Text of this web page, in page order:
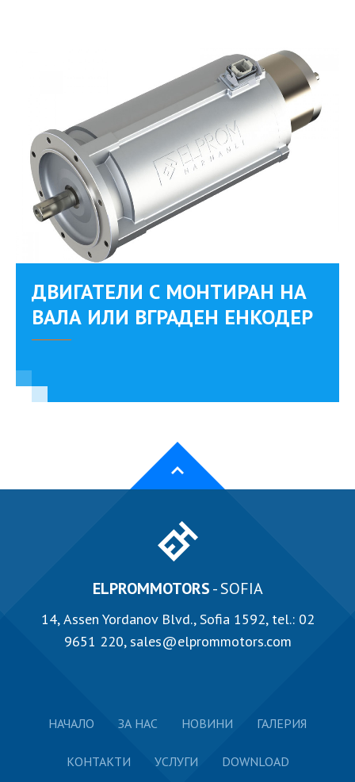
ДВИГАТЕЛИ С МОНТИРАН НА
ВАЛА ИЛИ ВГРАДЕН ЕНКОДЕР
ELPROMMOTORS- SOFIA
14, Аssen Yordanov Blvd., Sofia 1592, tel.: 02
9651 220,sales@elprommotors.com
НАЧАЛО ЗА НАС НОВИНИ ГАЛЕРИЯ
КОНТАКТИ УСЛУГИ DOWNLOAD